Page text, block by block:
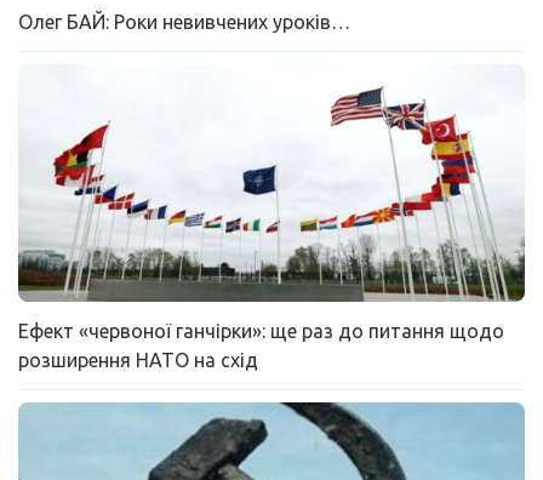
Олег БАЙ: Роки невивчених уроків…
Ефект «червоної ганчірки»: ще раз до питання щодо
розширення НАТО на схід